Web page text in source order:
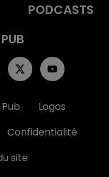
PODCASTS
PUB
Logos
Confidentialité
site